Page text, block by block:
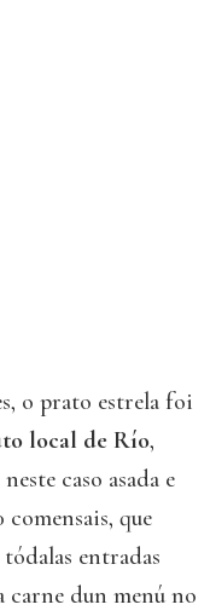
o prato estrela foi
local de Río,
caso asada e
comensais, que
entradas
carne dun menú no